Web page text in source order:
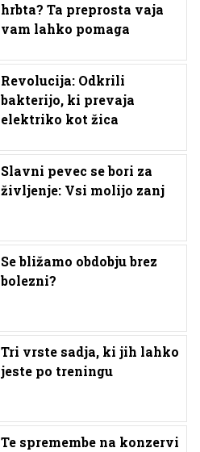
hrbta? Ta preprosta vaja
vam lahko pomaga
Revolucija: Odkrili
bakterijo, ki prevaja
elektriko kot žica
Slavni pevec se bori za
življenje: Vsi molijo zanj
Se bližamo obdobju brez
bolezni?
Tri vrste sadja, ki jih lahko
jeste po treningu
Te spremembe na konzervi